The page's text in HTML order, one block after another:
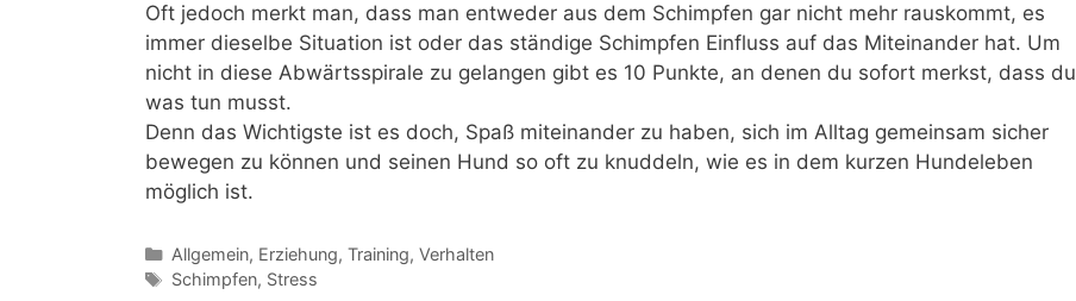
Oft jedoch merkt man, dass man entweder aus dem Schimpfen gar nicht mehr rauskommt, es
immer dieselbe Situation ist oder das ständige Schimpfen Einfluss auf das Miteinander hat. Um
nicht in diese Abwärtsspirale zu gelangen gibt es 10 Punkte, an denen du sofort merkst, dass du
was tun musst.
Denn das Wichtigste ist es doch, Spaß miteinander zu haben, sich im Alltag gemeinsam sicher
bewegen zu können und seinen Hund so oft zu knuddeln, wie es in dem kurzen Hundeleben
möglich ist.
Allgemein, Erziehung, Training, Verhalten
Schimpfen, Stress